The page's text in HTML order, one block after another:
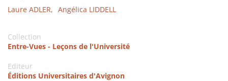
Laure ADLER, Angélica LIDDELL
Collection
Entre-Vues - Leçons de l'Université
Editeur
Éditions Universitaires d'Avignon